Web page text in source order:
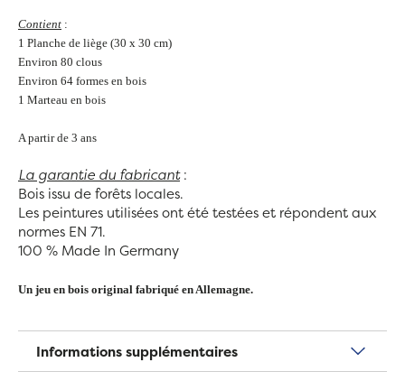
Contient :
1 Planche de liège (30 x 30 cm)
Environ 80 clous
Environ 64 formes en bois
1 Marteau en bois
A partir de 3 ans
La garantie du fabricant:
Bois issu de forêts locales.
Les peintures utilisées ont été testées et répondent aux
normes EN 71.
100 % Made In Germany
Un jeu en bois original fabriqué en Allemagne.
Informations supplémentaires